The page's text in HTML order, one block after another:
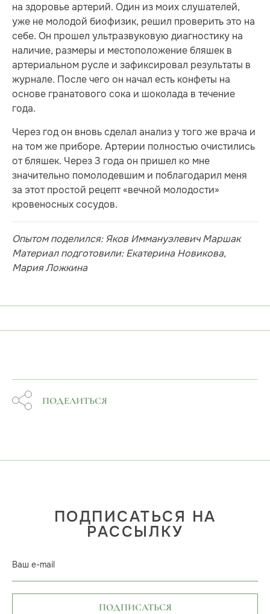
на здоровье артерий. Один из моих слушателей,
уже не молодой биофизик, решил проверить это на
себе. Он прошел ультразвуковую диагностику на
наличие, размеры и местоположение бляшек в
артериальном русле и зафиксировал результаты в
журнале. После чего он начал есть конфеты на
основе гранатового сока и шоколада в течение
года.
Через год он вновь сделал анализ у того же врача и
на том же приборе. Артерии полностью очистились
от бляшек. Через 3 года он пришел ко мне
значительно помолодевшим и поблагодарил меня
за этот простой рецепт «вечной молодости»
кровеносных сосудов.
Опытом поделился:Яков Иммануэлевич Маршак
Материал подготовили:Екатерина Новикова,
Мария Ложкина
ПОДЕЛИТЬСЯ
ПОДПИСАТЬСЯ НА
РАССЫЛКУ
Ваш e-mail
ПОДПИСАТЬСЯ